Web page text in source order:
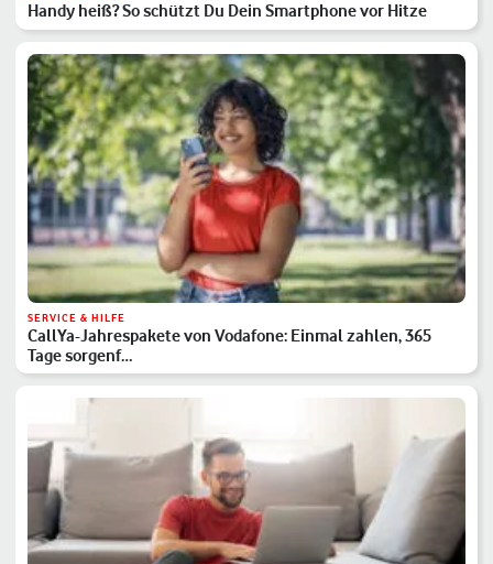
Handy heiß? So schützt Du Dein Smartphone vor Hitze
SERVICE & HILFE
CallYa-Jahrespakete von Vodafone: Einmal zahlen, 365
Tage sorgenf…